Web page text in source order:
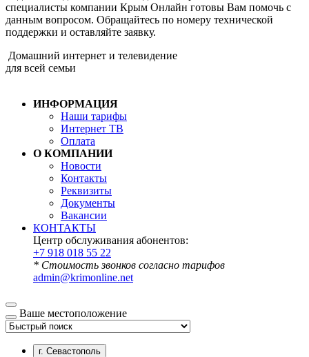
специалисты компании Крым Онлайн готовы Вам помочь с
данным вопросом. Обращайтесь по номеру технической
поддержки и оставляйте заявку.
Домашний интернет и телевидение
для всей семьи
ИНФОРМАЦИЯ
Наши тарифы
Интернет ТВ
Оплата
О КОМПАНИИ
Новости
Контакты
Реквизиты
Документы
Вакансии
КОНТАКТЫ
Центр обслуживания абонентов:
+7 918 018 55 22
* Стоимость звонков согласно тарифов
admin@krimonline.net
Ваше местоположение
г. Севастополь